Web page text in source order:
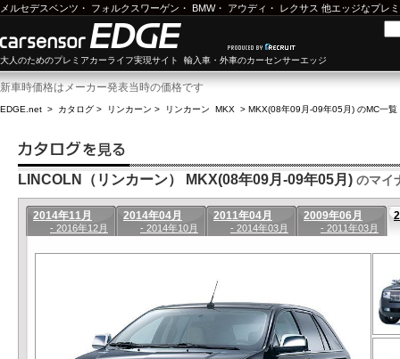
メルセデスベンツ ・ フォルクスワーゲン ・ BMW・ アウディ ・ レクサス 他エッジなプレ
大人のためのプレミアカーライフ実現サイト 輸入車・外車のカーセンサーエッジ
新車時価格はメーカー発表当時の価格です
EDGE.net > カタログ > リンカーン > リンカーン MKX > MKX(08年09月-09年05月) のMC一覧
LINCOLN（リンカーン） MKX(08年09月-09年05月) のマイ
2014年11月
- 2016年12月
2014年04月
- 2014年10月
2011年04月
- 2014年03月
2009年06月
- 2011年03月